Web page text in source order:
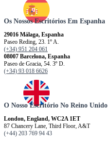
Os Nossos Escritórios Em Espanha
29016 Málaga, Espanha
Paseo Reding, 23. 1º A.
(+34) 951 204 061
08007 Barcelona, ​​​​​Espanha
Paseo de Gracia, 54. 3º D.
(+34) 93 018 6626
O Nosso Escritório No Reino Unido
London, England, WC2A 1ET
87 Chancery Lane, Third Floor, A&T
(+44) 203 769 94 43